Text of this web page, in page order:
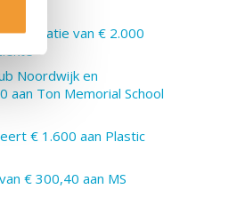
donatie van € 2.000
Noordwijk en
Ton Memorial School
€ 1.600 aan Plastic
€ 300,40 aan MS